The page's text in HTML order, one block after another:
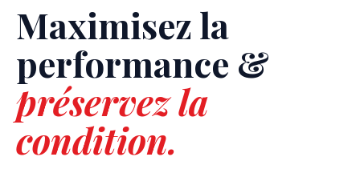
Maximisez la
performance &
préservez la
condition.